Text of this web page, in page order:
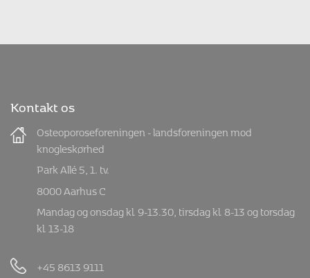
Tilmeld nyhedsbrev for
fagpersoner